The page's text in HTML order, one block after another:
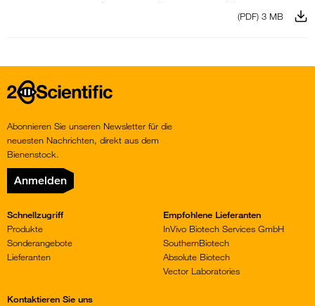
(PDF) 3 MB
Home
Abonnieren Sie unseren Newsletter für die
neuesten Nachrichten, direkt aus dem
Bienenstock.
Anmelden
Schnellzugriff
Produkte
Sonderangebote
Lieferanten
Empfohlene Lieferanten
InVivo Biotech Services GmbH
SouthernBiotech
Absolute Biotech
Vector Laboratories
Kontaktieren Sie uns